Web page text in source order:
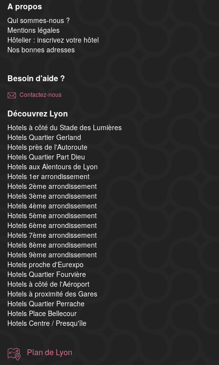
A propos
Qui sommes-nous ?
Mentions légales
Hôtelier : inscrivez votre hôtel
Nos bonnes adresses
Besoin d'aide ?
Contactez-nous
Découvrez Lyon
Hotels à côté du Stade des Lumières
Hotels Quartier Gerland
Hotels près de l'Autoroute
Hotels Quartier Part Dieu
Hotels aux Alentours de Lyon
Hotels 1er arrondissement
Hotels 2ème arrondissement
Hotels 3ème arrondissement
Hotels 4ème arrondissement
Hotels 5ème arrondissement
Hotels 6ème arrondissement
Hotels 7ème arrondissement
Hotels 8ème arrondissement
Hotels 9ème arrondissement
Hotels proche d'Eurexpo
Hotels Quartier Fourvière
Hotels à côté de l'Aéroport
Hotels à proximité des Gares
Hotels Quartier Perrache
Hotels Place Bellecour
Hotels Centre / Presqu'île
Plan de Lyon